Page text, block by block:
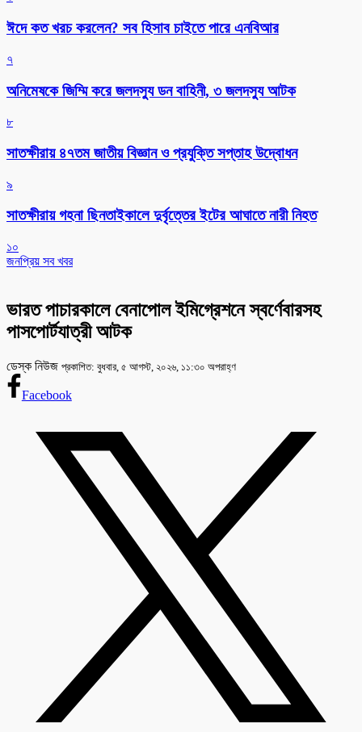
ঈদে কত খরচ করলেন? সব হিসাব চাইতে পারে এনবিআর
৭
অনিমেষকে জিম্মি করে জলদস্যু ডন বাহিনী, ৩ জলদস্যু আটক
৮
সাতক্ষীরায় ৪৭তম জাতীয় বিজ্ঞান ও প্রযুক্তি সপ্তাহ উদ্বোধন
৯
সাতক্ষীরায় গহনা ছিনতাইকালে দুর্বৃত্তের ইটের আঘাতে নারী নিহত
১০
জনপ্রিয় সব খবর
ভারত পাচারকালে বেনাপোল ইমিগ্রেশনে স্বর্ণেবারসহ
পাসপোর্টযাত্রী আটক
ডেস্ক নিউজ প্রকাশিত: বুধবার, ৫ আগস্ট, ২০২৬, ১১:৩০ অপরাহ্ণ
Facebook